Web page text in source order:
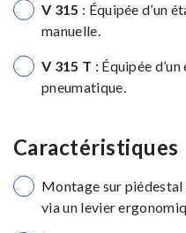
V 315 : Équipée d’un
manuelle.
V 315 T : Équipée
pneumatique.
Caractéristiques
Montage sur
via un levier